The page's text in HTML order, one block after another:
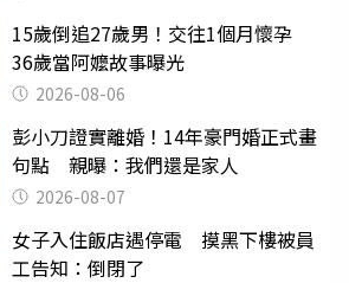
15歲倒追27歲男！交往1個月懷孕
36歲當阿嬤故事曝光
2026-08-06
彭小刀證實離婚！14年豪門婚正式畫
句點 親曝：我們還是家人
2026-08-07
女子入住飯店遇停電 摸黑下樓被員
工告知：倒閉了